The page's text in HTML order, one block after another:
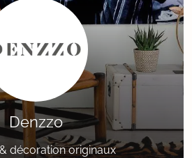
Denzzo
décoration originaux